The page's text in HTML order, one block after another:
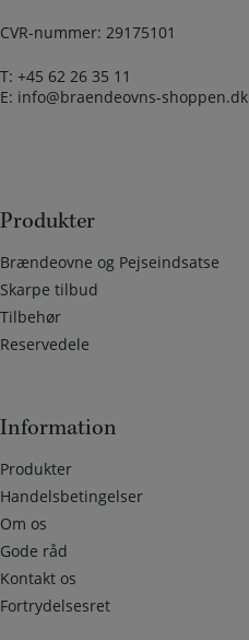
CVR-nummer: 29175101
T: +45 62 26 35 11
E: info@braendeovns-shoppen.dk
Produkter
Brændeovne og Pejseindsatse
Skarpe tilbud
Tilbehør
Reservedele
Information
Produkter
Handelsbetingelser
Om os
Gode råd
Kontakt os
Fortrydelsesret